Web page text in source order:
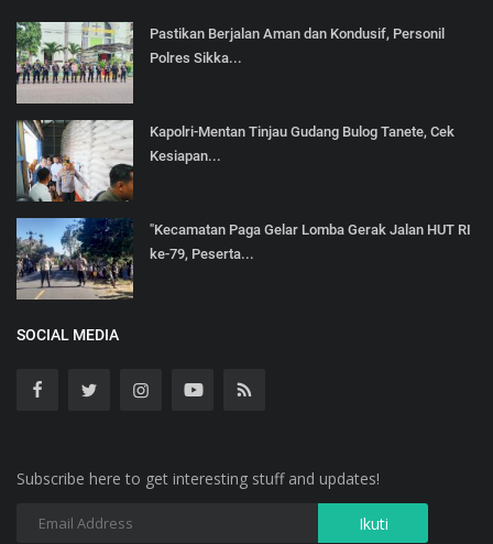
Pastikan Berjalan Aman dan Kondusif, Personil
Polres Sikka...
Kapolri-Mentan Tinjau Gudang Bulog Tanete, Cek
Kesiapan...
"Kecamatan Paga Gelar Lomba Gerak Jalan HUT RI
ke-79, Peserta...
SOCIAL MEDIA
Subscribe here to get interesting stuff and updates!